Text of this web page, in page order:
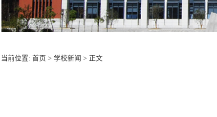
当前位置: 首页 > 学校新闻 > 正文